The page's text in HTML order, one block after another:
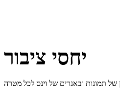
יחסי ציבור